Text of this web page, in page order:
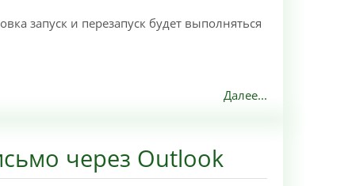
запуск и перезапуск будет выполняться
Далее...
через Outlook